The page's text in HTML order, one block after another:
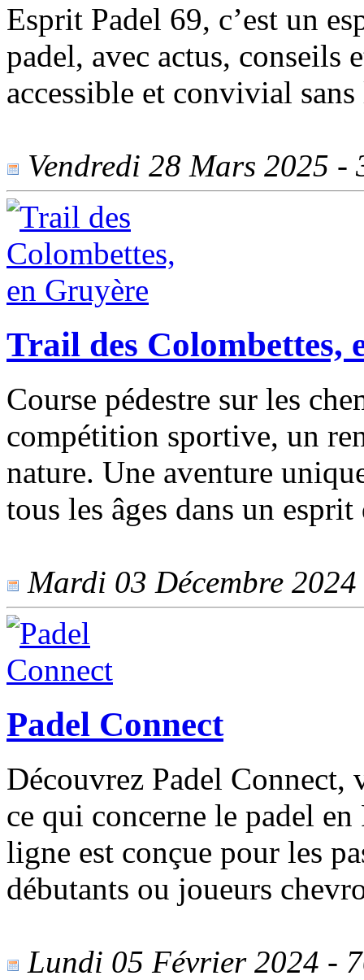
Esprit Padel 69, c’est un
padel, avec actus, conseils
accessible et convivial
Vendredi 28 Mars 2025 -
Trail des Colombettes,
Course pédestre sur les
compétition sportive, un
nature. Une aventure
tous les âges dans un
Mardi 03 Décembre
Padel Connect
Découvrez Padel
ce qui concerne le padel
ligne est conçue pour les
débutants ou joueurs
Lundi 05 Février 2024 -